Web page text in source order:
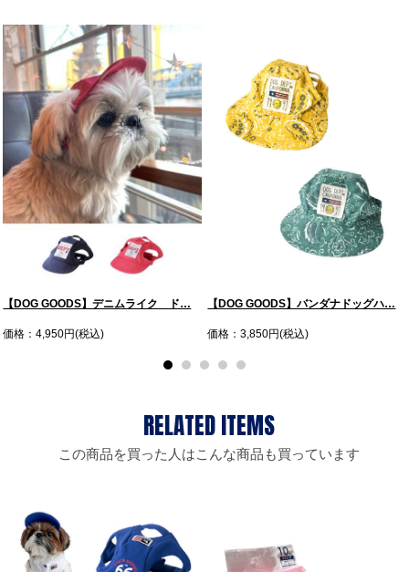
【DOG GOODS】デニムライク ド…
価格：4,950円(税込)
【DOG GOODS】バンダナドッグハ…
価格：3,850円(税込)
この商品を買った人はこんな商品も買っています